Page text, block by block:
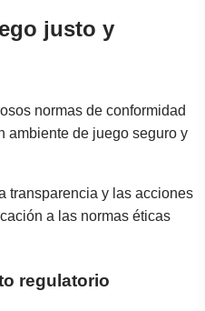
justo y
normas de conformidad
ambiente de juego seguro y
transparencia y las acciones
a las normas éticas
regulatorio